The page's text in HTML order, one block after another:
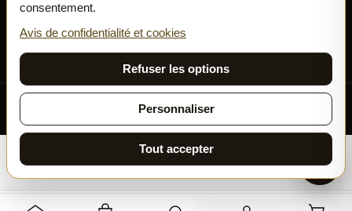
© 2026 Ladymary ·
Czech Republic · IČO 04375092 · DIČ CZ04375092
ConfidentialitéConditions généralesCookies
Toutes nos fleurs et résines sont cultivées exclusivement en
Runtz - CBD 17%
consentement.
Avis de confidentialité et cookies
Refuser les options
Personnaliser
Tout accepter